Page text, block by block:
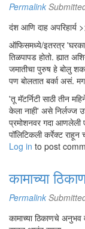
Permalink
दंश आणि दाह
ऑफिसमध्ये/इतरत्र
तिळपापड होतो. ह्यात
जमातीचा पुरुष हे बोलु
पण बोलतात बर्का असं.
'तू मॅटर्निटी साठी तीन
केला नाही' असे निर्लज्ज
प्रमोशनवर गदा आणलेली
पॉलिटिकली कर्रेक्ट
Log in to post
कामाच्या
Permalink
कामाच्या ठिकाणचे